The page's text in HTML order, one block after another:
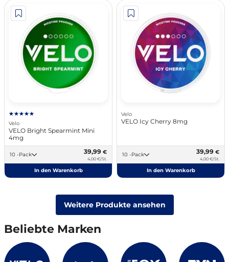
Velo
VELO Bright Spearmint Mini
4mg
10 -Pack 39,99 €
4,00 €/St.
In den Warenkorb
Velo
VELO Icy Cherry 8mg
10 -Pack 39,99 €
4,00 €/St.
In den Warenkorb
Weitere Produkte ansehen
Beliebte Marken